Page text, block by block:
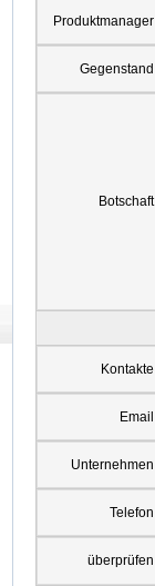
Produktmanager
Gegenstand
Botschaft
Kontakte
Email
Unternehmen
Telefon
überprüfen